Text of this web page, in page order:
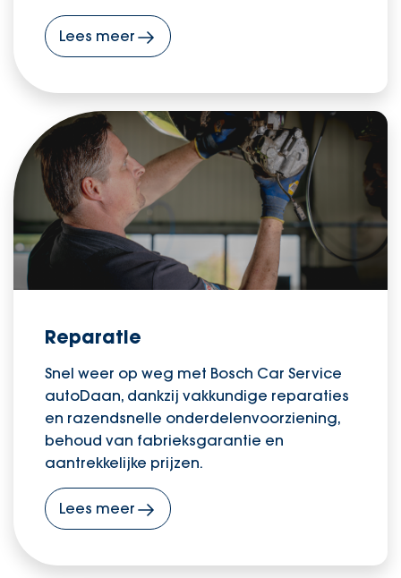
Lees meer
Reparatie
Snel weer op weg met Bosch Car Service
autoDaan, dankzij vakkundige reparaties
en razendsnelle onderdelenvoorziening,
behoud van fabrieksgarantie en
aantrekkelijke prijzen.
Lees meer